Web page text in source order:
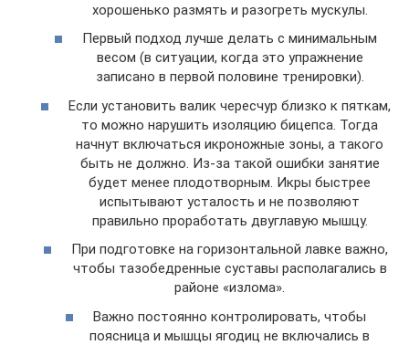
хорошенько размять и разогреть мускулы.
Первый подход лучше делать с минимальным
весом (в ситуации, когда это упражнение
записано в первой половине тренировки).
Если установить валик чересчур близко к пяткам,
то можно нарушить изоляцию бицепса. Тогда
начнут включаться икроножные зоны, а такого
быть не должно. Из-за такой ошибки занятие
будет менее плодотворным. Икры быстрее
испытывают усталость и не позволяют
правильно проработать двуглавую мышцу.
При подготовке на горизонтальной лавке важно,
чтобы тазобедренные суставы располагались в
районе «излома».
Важно постоянно контролировать, чтобы
поясница и мышцы ягодиц не включались в